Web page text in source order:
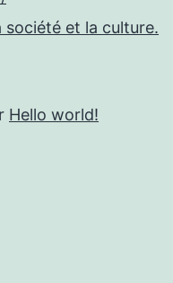
société et la culture.
Hello world!